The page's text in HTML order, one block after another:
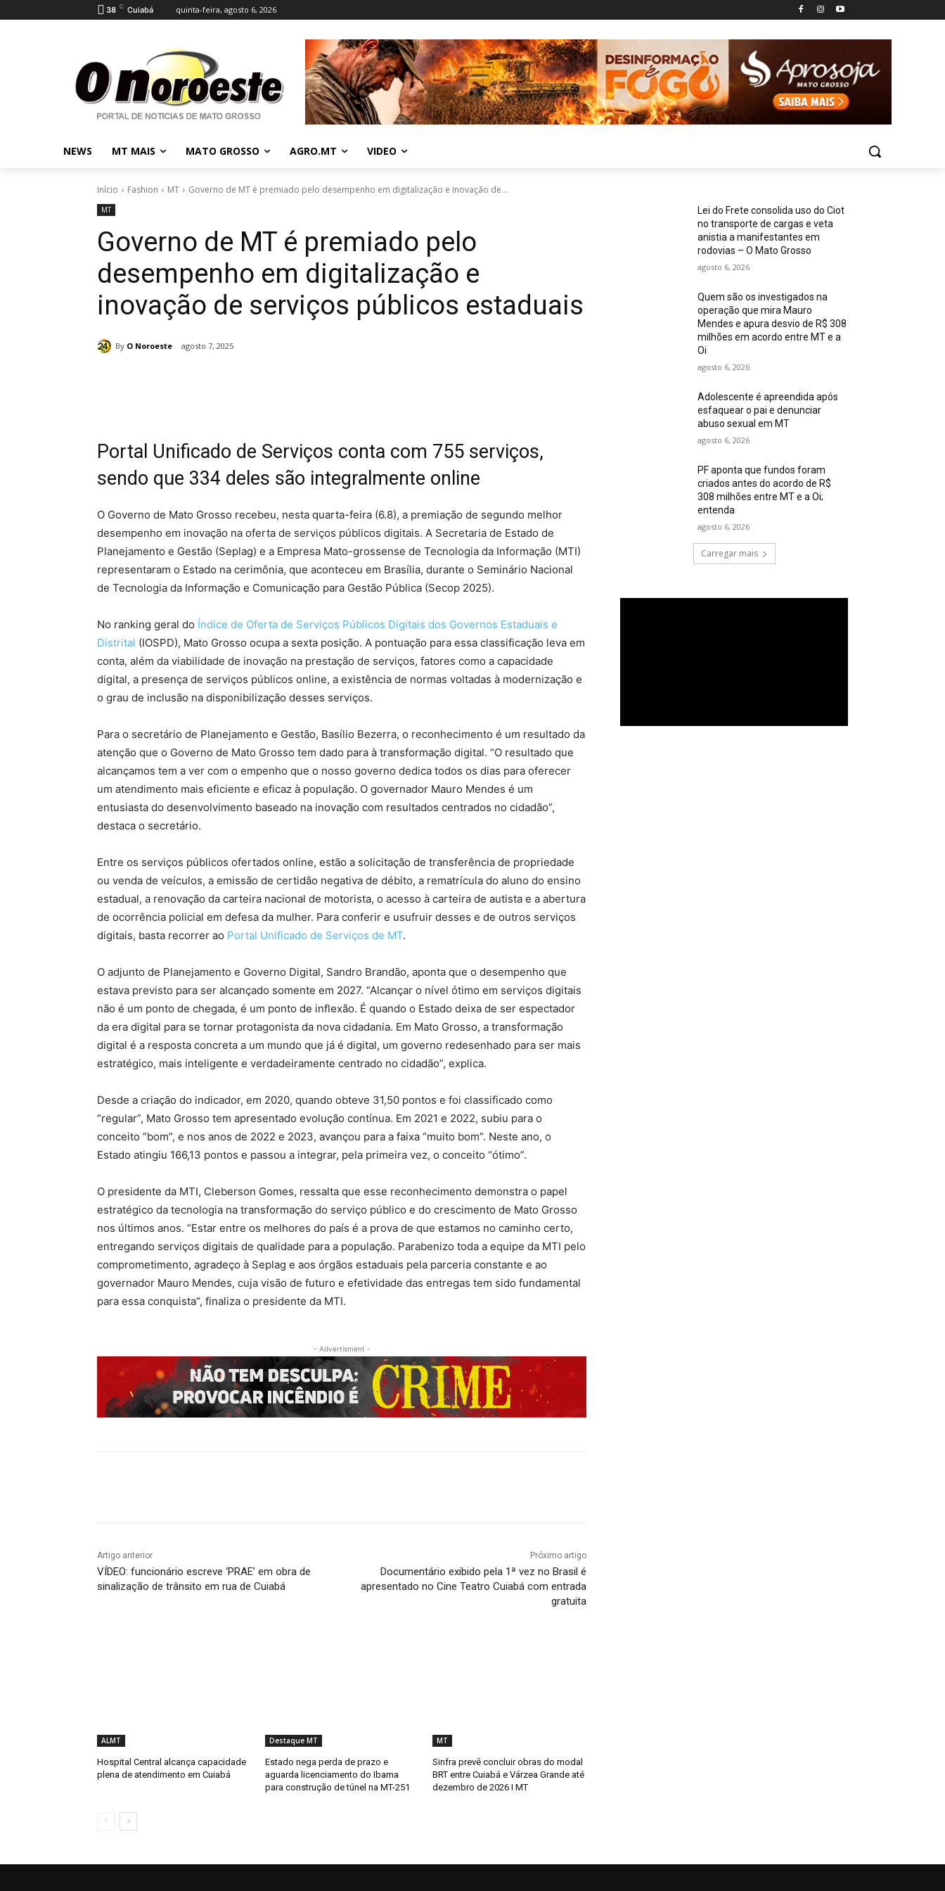
38 C Cuiabá quinta-feira, agosto 6, 2026
NEWS MT MAIS MATO GROSSO AGRO.MT VIDEO
Início Fashion MT Governo de MT é premiado pelo desempenho em digitalização e inovação de...
MT
Governo de MT é premiado pelo
desempenho em digitalização e
inovação de serviços públicos estaduais
By O Noroeste agosto 7, 2025
Portal Unificado de Serviços conta com 755 serviços,
sendo que 334 deles são integralmente online
O Governo de Mato Grosso recebeu, nesta quarta-feira (6.8), a premiação de segundo melhor
desempenho em inovação na oferta de serviços públicos digitais. A Secretaria de Estado de
Planejamento e Gestão (Seplag) e a Empresa Mato-grossense de Tecnologia da Informação (MTI)
representaram o Estado na cerimônia, que aconteceu em Brasília, durante o Seminário Nacional
de Tecnologia da Informação e Comunicação para Gestão Pública (Secop 2025).
No ranking geral do Índice de Oferta de Serviços Públicos Digitais dos Governos Estaduais e
Distrital (IOSPD), Mato Grosso ocupa a sexta posição. A pontuação para essa classificação leva em
conta, além da viabilidade de inovação na prestação de serviços, fatores como a capacidade
digital, a presença de serviços públicos online, a existência de normas voltadas à modernização e
o grau de inclusão na disponibilização desses serviços.
Para o secretário de Planejamento e Gestão, Basílio Bezerra, o reconhecimento é um resultado da
atenção que o Governo de Mato Grosso tem dado para à transformação digital. “O resultado que
alcançamos tem a ver com o empenho que o nosso governo dedica todos os dias para oferecer
um atendimento mais eficiente e eficaz à população. O governador Mauro Mendes é um
entusiasta do desenvolvimento baseado na inovação com resultados centrados no cidadão”,
destaca o secretário.
Entre os serviços públicos ofertados online, estão a solicitação de transferência de propriedade
ou venda de veículos, a emissão de certidão negativa de débito, a rematrícula do aluno do ensino
estadual, a renovação da carteira nacional de motorista, o acesso à carteira de autista e a abertura
de ocorrência policial em defesa da mulher. Para conferir e usufruir desses e de outros serviços
digitais, basta recorrer ao Portal Unificado de Serviços de MT.
O adjunto de Planejamento e Governo Digital, Sandro Brandão, aponta que o desempenho que
estava previsto para ser alcançado somente em 2027. “Alcançar o nível ótimo em serviços digitais
não é um ponto de chegada, é um ponto de inflexão. É quando o Estado deixa de ser espectador
da era digital para se tornar protagonista da nova cidadania. Em Mato Grosso, a transformação
digital é a resposta concreta a um mundo que já é digital, um governo redesenhado para ser mais
estratégico, mais inteligente e verdadeiramente centrado no cidadão”, explica.
Desde a criação do indicador, em 2020, quando obteve 31,50 pontos e foi classificado como
“regular”, Mato Grosso tem apresentado evolução contínua. Em 2021 e 2022, subiu para o
conceito “bom”, e nos anos de 2022 e 2023, avançou para a faixa “muito bom”. Neste ano, o
Estado atingiu 166,13 pontos e passou a integrar, pela primeira vez, o conceito “ótimo”.
O presidente da MTI, Cleberson Gomes, ressalta que esse reconhecimento demonstra o papel
estratégico da tecnologia na transformação do serviço público e do crescimento de Mato Grosso
nos últimos anos. “Estar entre os melhores do país é a prova de que estamos no caminho certo,
entregando serviços digitais de qualidade para a população. Parabenizo toda a equipe da MTI pelo
comprometimento, agradeço à Seplag e aos órgãos estaduais pela parceria constante e ao
governador Mauro Mendes, cuja visão de futuro e efetividade das entregas tem sido fundamental
para essa conquista”, finaliza o presidente da MTI.
- Advertisment -
Artigo anterior
VÍDEO: funcionário escreve ‘PRAE’ em obra de
sinalização de trânsito em rua de Cuiabá
Próximo artigo
Documentário exibido pela 1ª vez no Brasil é
apresentado no Cine Teatro Cuiabá com entrada
gratuita
ALMT
Hospital Central alcança capacidade
plena de atendimento em Cuiabá
Destaque MT
Estado nega perda de prazo e
aguarda licenciamento do Ibama
para construção de túnel na MT-251
MT
Sinfra prevê concluir obras do modal
BRT entre Cuiabá e Várzea Grande até
dezembro de 2026 I MT
Lei do Frete consolida uso do Ciot
no transporte de cargas e veta
anistia a manifestantes em
rodovias – O Mato Grosso
agosto 6, 2026
Quem são os investigados na
operação que mira Mauro
Mendes e apura desvio de R$ 308
milhões em acordo entre MT e a
Oi
agosto 6, 2026
Adolescente é apreendida após
esfaquear o pai e denunciar
abuso sexual em MT
agosto 6, 2026
PF aponta que fundos foram
criados antes do acordo de R$
308 milhões entre MT e a Oi;
entenda
agosto 6, 2026
Carregar mais